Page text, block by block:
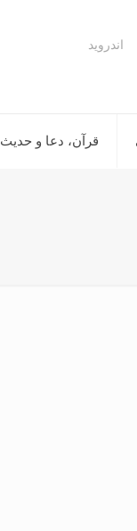
قرآن، دعا و حدیث
اندروید